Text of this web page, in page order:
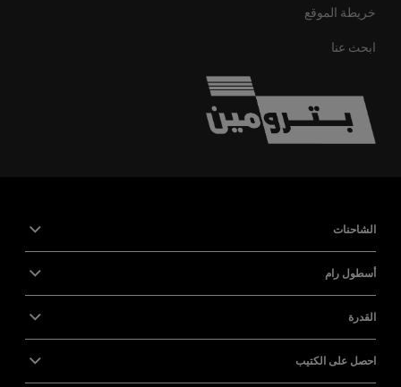
خريطة الموقع
ابحث عنا
الشاحنات
أسطول رام
القدرة
احصل على الكتيب